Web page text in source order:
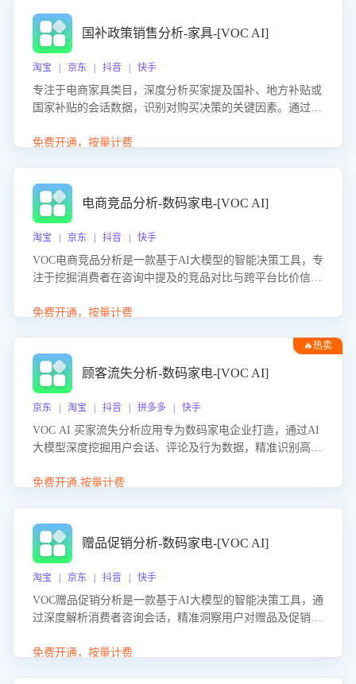
国补政策销售分析-家具-[VOC AI]
淘宝 | 京东 | 抖音 | 快手
专注于电商家具类目，深度分析买家提及国补、地方补贴或
国家补贴的会话数据，识别对购买决策的关键因素。通过AI
化策略，助力商家利用国补政策提升GMV。
免费开通，按量计费
电商竞品分析-数码家电-[VOC AI]
淘宝 | 京东 | 抖音 | 快手
VOC电商竞品分析是一款基于AI大模型的智能决策工具，专
注于挖掘消费者在咨询中提及的竞品对比与跨平台比价信
商品信息，进行多维度交叉对比，并分析消费者的比价行
企业优化营销话术、突出产品与服务优势，有效提升咨询转
化率，避免陷入单纯价格竞争，实现精准扬长避短。
免费开通，按量计费
🔥热卖
顾客流失分析-数码家电-[VOC AI]
京东 | 淘宝 | 抖音 | 拼多多 | 快手
VOC AI 买家流失分析应用专为数码家电企业打造，通过AI
大模型深度挖掘用户会话、评论及行为数据，精准识别高流
应延迟、竞品价格冲击等。系统自动输出可落地的挽回策
免费开通,按量计费
赠品促销分析-数码家电-[VOC AI]
淘宝 | 京东 | 抖音 | 快手
VOC赠品促销分析是一款基于AI大模型的智能决策工具，通
过深度解析消费者咨询会话，精准洞察用户对赠品及促销政
销诉求，帮助企业制定个性化赠品组合策略，优化资源投放
免费开通，按量计费